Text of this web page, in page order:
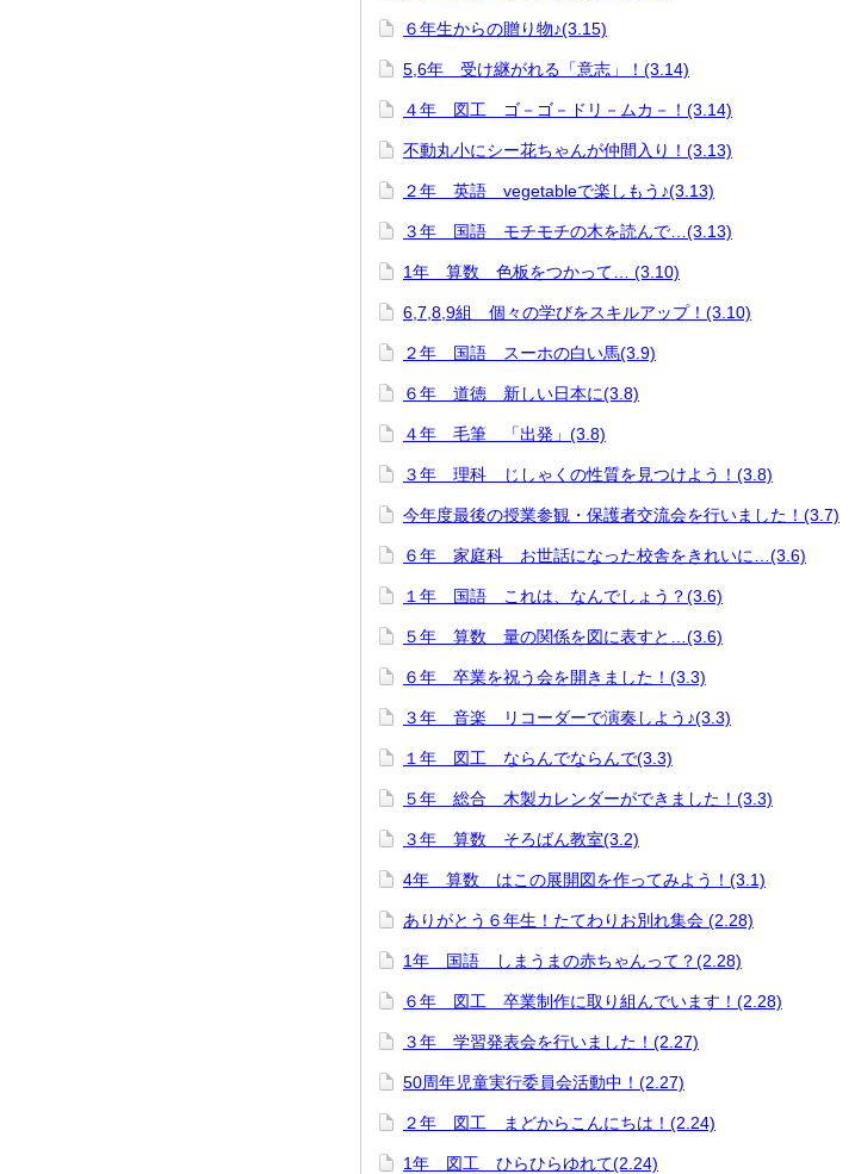
６年生からの贈り物♪(3.15)
5,6年 受け継がれる「意志」！(3.14)
４年 図工 ゴ－ゴ－ドリ－ムカ－！(3.14)
不動丸小にシー花ちゃんが仲間入り！(3.13)
２年 英語 vegetableで楽しもう♪(3.13)
３年 国語 モチモチの木を読んで…(3.13)
1年 算数 色板をつかって… (3.10)
6,7,8,9組 個々の学びをスキルアップ！(3.10)
２年 国語 スーホの白い馬(3.9)
６年 道徳 新しい日本に(3.8)
４年 毛筆 「出発」(3.8)
３年 理科 じしゃくの性質を見つけよう！(3.8)
今年度最後の授業参観・保護者交流会を行いました！(3.7)
６年 家庭科 お世話になった校舎をきれいに…(3.6)
１年 国語 これは、なんでしょう？(3.6)
５年 算数 量の関係を図に表すと…(3.6)
６年 卒業を祝う会を開きました！(3.3)
３年 音楽 リコーダーで演奏しよう♪(3.3)
１年 図工 ならんでならんで(3.3)
５年 総合 木製カレンダーができました！(3.3)
３年 算数 そろばん教室(3.2)
4年 算数 はこの展開図を作ってみよう！(3.1)
ありがとう６年生！たてわりお別れ集会 (2.28)
1年 国語 しまうまの赤ちゃんって？(2.28)
６年 図工 卒業制作に取り組んでいます！(2.28)
３年 学習発表会を行いました！(2.27)
50周年児童実行委員会活動中！(2.27)
２年 図工 まどからこんにちは！(2.24)
1年 図工 ひらひらゆれて(2.24)